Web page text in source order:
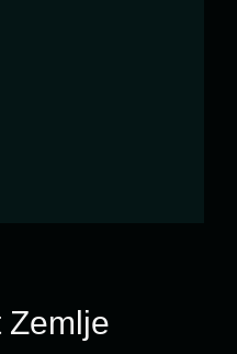
Zemlje